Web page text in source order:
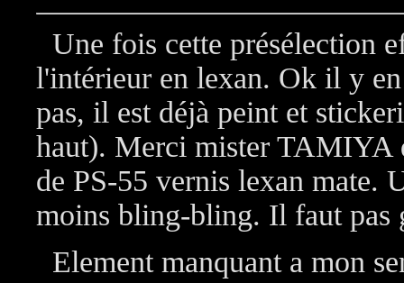
Une fois cette présélection
l'intérieur en lexan. Ok il y
pas, il est déjà peint et
haut). Merci mister TAMIYA
de PS-55 vernis lexan mate.
moins bling-bling. Il faut pas
Element manquant a mon